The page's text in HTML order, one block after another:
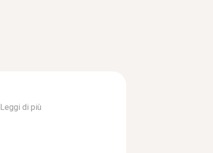
Leggi di più